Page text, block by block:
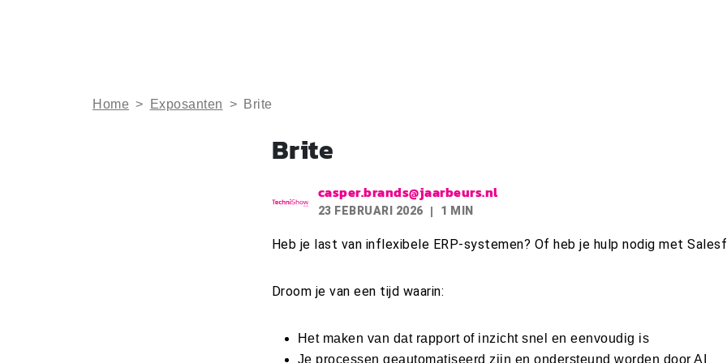
Home > Exposanten > Brite
Brite
casper.brands@jaarbeurs.nl
23 FEBRUARI 2026 1 MIN
Heb je last van inflexibele ERP-systemen? Of heb je hulp nodig met
Droom je van een tijd waarin:
Het maken van dat rapport of inzicht snel en eenvoudig is
Je processen geautomatiseerd zijn en ondersteund worden door AI